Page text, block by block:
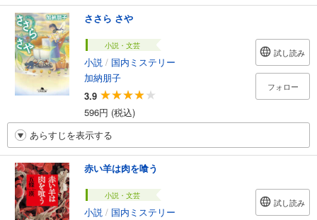
ささら さや
小説・文芸
小説 / 国内ミステリー
加納朋子
3.9
596円 (税込)
試し読み
フォロー
あらすじを表示する
赤い羊は肉を喰う
小説・文芸
小説 / 国内ミステリー
試し読み